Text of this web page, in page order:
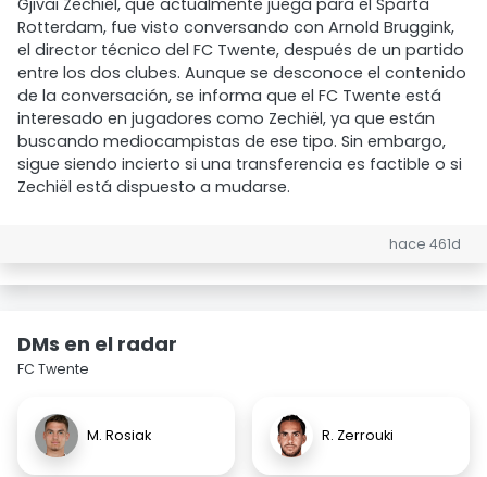
Gjivai Zechiël, que actualmente juega para el Sparta
Rotterdam, fue visto conversando con Arnold Bruggink,
el director técnico del FC Twente, después de un partido
entre los dos clubes. Aunque se desconoce el contenido
de la conversación, se informa que el FC Twente está
interesado en jugadores como Zechiël, ya que están
buscando mediocampistas de ese tipo. Sin embargo,
sigue siendo incierto si una transferencia es factible o si
Zechiël está dispuesto a mudarse.
hace 461d
DMs en el radar
FC Twente
M. Rosiak R. Zerrouki